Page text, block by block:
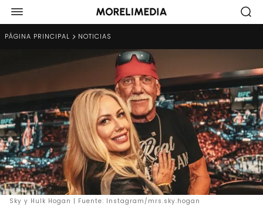
PÁGINA PRINCIPAL NOTICIAS
Sky y Hulk Hogan | Fuente: Instagram/mrs.sky.hogan